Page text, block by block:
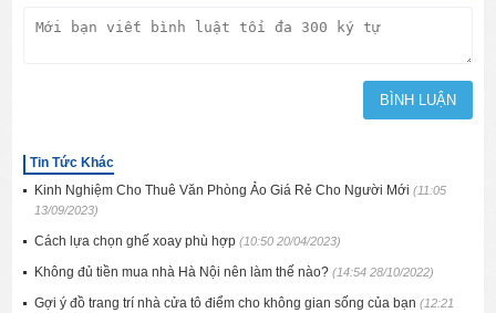
Tin Tức Khác
Kinh Nghiệm Cho Thuê Văn Phòng Ảo Giá Rẻ Cho Người Mới(11:05
13/09/2023)
Cách lựa chọn ghế xoay phù hợp(10:50 20/04/2023)
Không đủ tiền mua nhà Hà Nội nên làm thế nào?(14:54 28/10/2022)
Gợi ý đồ trang trí nhà cửa tô điểm cho không gian sống của bạn(12:21